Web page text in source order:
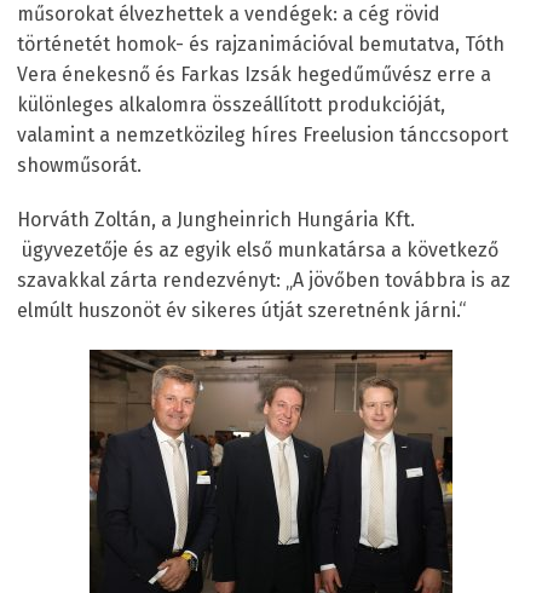
műsorokat élvezhettek a vendégek: a cég rövid
történetét homok- és rajzanimációval bemutatva, Tóth
Vera énekesnő és Farkas Izsák hegedűművész erre a
különleges alkalomra összeállított produkcióját,
valamint a nemzetközileg híres Freelusion tánccsoport
showműsorát.
Horváth Zoltán, a Jungheinrich Hungária Kft.
ügyvezetője és az egyik első munkatársa a következő
szavakkal zárta rendezvényt: „A jövőben továbbra is az
elmúlt huszonöt év sikeres útját szeretnénk járni.“